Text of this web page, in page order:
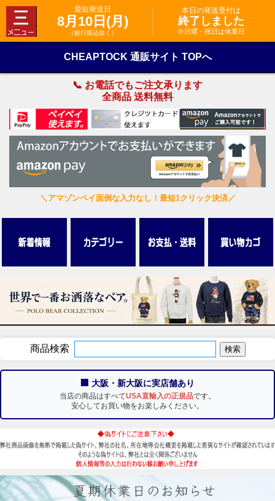
最短発送日
8月10日(月)
（銀行振込除く）
本日の発送受付は
終了しました
※日曜・祝日は休業日
CHEAPTOCK 通販サイト TOPへ
📞 お電話でもご注文承ります
全商品 送料無料
＼アマゾンペイ面倒な入力なし！最短1クリック決済／
商品検索
🏢 大阪・新大阪に実店舗あり
当店の商品はすべてUSA直輸入の正規品です。
安心してお買い物をお楽しみください。